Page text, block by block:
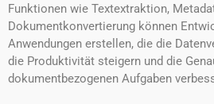
Funktionen wie Textextraktion,
Dokumentkonvertierung können
Anwendungen erstellen, die die
die Produktivität steigern und die
dokumentbezogenen Aufgaben